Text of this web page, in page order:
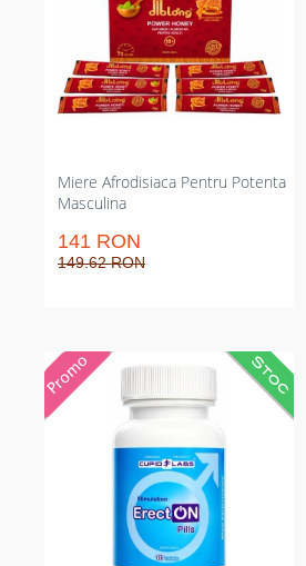
Miere Afrodisiaca Pentru Potenta
Masculina
141 RON
149.62 RON
clar 15 g per plic. Concepută
pentru ambele sexe, reduce
blocajele de prestare și crește
vigilența în cuplu pentru nopți
minus întreruperi senzuale simple
Tablete pentru sculare care
reactivează rigiditatea și
prelungește actul sexual.
Consecință rapid și durabilitate
crescută; dozaj clar 1 capsulă/24h
și administrare recomandată cu
40 minute înainte. Elimină
surprizele erecțiilor slabe în
momentele importante și redă
controlul în intimitate.